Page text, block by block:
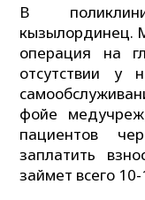
В
кызылординец.
операция на
отсутствии у
фойе
пациентов
заплатить
займет всего